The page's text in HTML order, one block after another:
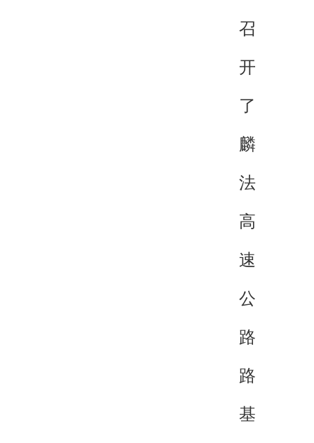
召
开
了
麟
法
高
速
公
路
路
基